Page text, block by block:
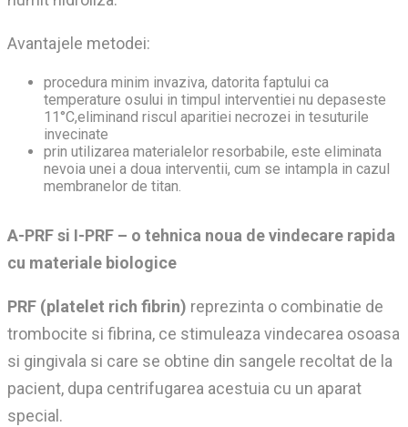
Avantajele metodei:
procedura minim invaziva, datorita faptului ca
temperature osului in timpul interventiei nu depaseste
11°C,eliminand riscul aparitiei necrozei in tesuturile
invecinate
prin utilizarea materialelor resorbabile, este eliminata
nevoia unei a doua interventii, cum se intampla in cazul
membranelor de titan.
A-PRF si I-PRF – o tehnica noua de vindecare rapida
cu materiale biologice
PRF (platelet rich fibrin) reprezinta o combinatie de
trombocite si fibrina, ce stimuleaza vindecarea osoasa
si gingivala si care se obtine din sangele recoltat de la
pacient, dupa centrifugarea acestuia cu un aparat
special.